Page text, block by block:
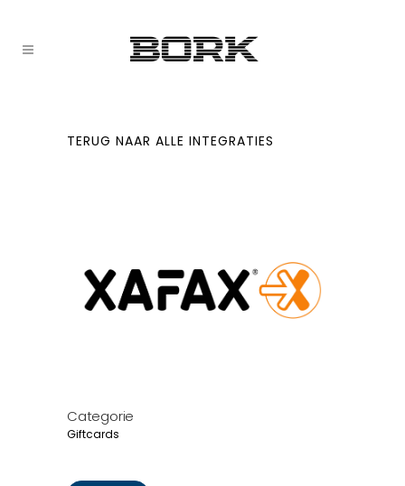
TERUG NAAR ALLE INTEGRATIES
Categorie
Giftcards